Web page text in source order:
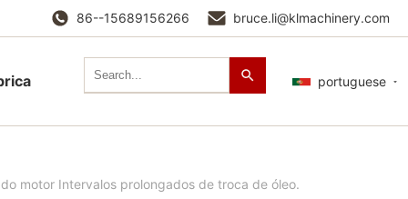
86--15689156266 bruce.li@klmachinery.com
portuguese
motor Intervalos prolongados de troca de óleo.